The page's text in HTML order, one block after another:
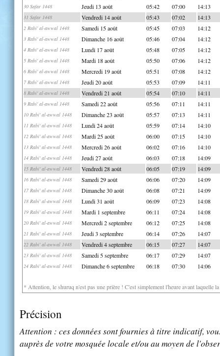
30 Safar 1448 Jeudi 13 août 05:42 07:00 14:13
31 Safar 1448 Vendredi 14 août 05:43 07:02 14:13
2 Rabi' al-awwal 1448 Samedi 15 août 05:45 07:03 14:12
3 Rabi' al-awwal 1448 Dimanche 16 août 05:46 07:04 14:12
4 Rabi' al-awwal 1448 Lundi 17 août 05:48 07:05 14:12
5 Rabi' al-awwal 1448 Mardi 18 août 05:50 07:06 14:12
6 Rabi' al-awwal 1448 Mercredi 19 août 05:51 07:08 14:12
7 Rabi' al-awwal 1448 Jeudi 20 août 05:53 07:09 14:11
8 Rabi' al-awwal 1448 Vendredi 21 août 05:54 07:10 14:11
9 Rabi' al-awwal 1448 Samedi 22 août 05:56 07:11 14:11
10 Rabi' al-awwal 1448 Dimanche 23 août 05:57 07:13 14:11
11 Rabi' al-awwal 1448 Lundi 24 août 05:59 07:14 14:10
12 Rabi' al-awwal 1448 Mardi 25 août 06:00 07:15 14:10
13 Rabi' al-awwal 1448 Mercredi 26 août 06:02 07:16 14:10
14 Rabi' al-awwal 1448 Jeudi 27 août 06:03 07:18 14:09
15 Rabi' al-awwal 1448 Vendredi 28 août 06:05 07:19 14:09
16 Rabi' al-awwal 1448 Samedi 29 août 06:06 07:20 14:09
17 Rabi' al-awwal 1448 Dimanche 30 août 06:08 07:21 14:09
18 Rabi' al-awwal 1448 Lundi 31 août 06:09 07:23 14:08
19 Rabi' al-awwal 1448 Mardi 1 septembre 06:11 07:24 14:08
20 Rabi' al-awwal 1448 Mercredi 2 septembre 06:12 07:25 14:08
21 Rabi' al-awwal 1448 Jeudi 3 septembre 06:14 07:26 14:07
22 Rabi' al-awwal 1448 Vendredi 4 septembre 06:15 07:27 14:07
23 Rabi' al-awwal 1448 Samedi 5 septembre 06:17 07:29 14:07
24 Rabi' al-awwal 1448 Dimanche 6 septembre 06:18 07:30 14:06
* Attention, le shuruq n'est pas une prière ! C'est simplement l'heure avant laquelle
Précision
Attention : ces données sont fournies à titre indicatif,
auprès de votre mosquée locale et/ou au moyen de